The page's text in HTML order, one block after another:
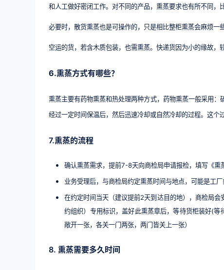
和人工做好密闭工作。 对不同的产品，熏蒸要求也有所不同，
必要时，散货熏蒸也是可操作的，只是相比整柜熏蒸会麻烦一些
空运的货，若含木质包装，也需熏蒸。快递货因为小的缘故，
6.熏蒸方式有哪些？
熏蒸主要有药物熏蒸和热处理两种方式，药物熏蒸一般采用
经过一定时间保温后，然后迅速冷却或自然冷却的过程。这个
7.熏蒸的流程
确认熏蒸需求，提前7-8天向商检局申请报检，填写《熏
业务受理后，与商检局约定熏蒸时间与地点，可能是工厂
在约定时间当天（建议提前2天到达目的地），商检局
约组织）专用标识，盖好此熏蒸章后，等待货柜装好(
敞开一张，各关一门两张，两门皆关上一张）
8. 熏蒸需要多久时间